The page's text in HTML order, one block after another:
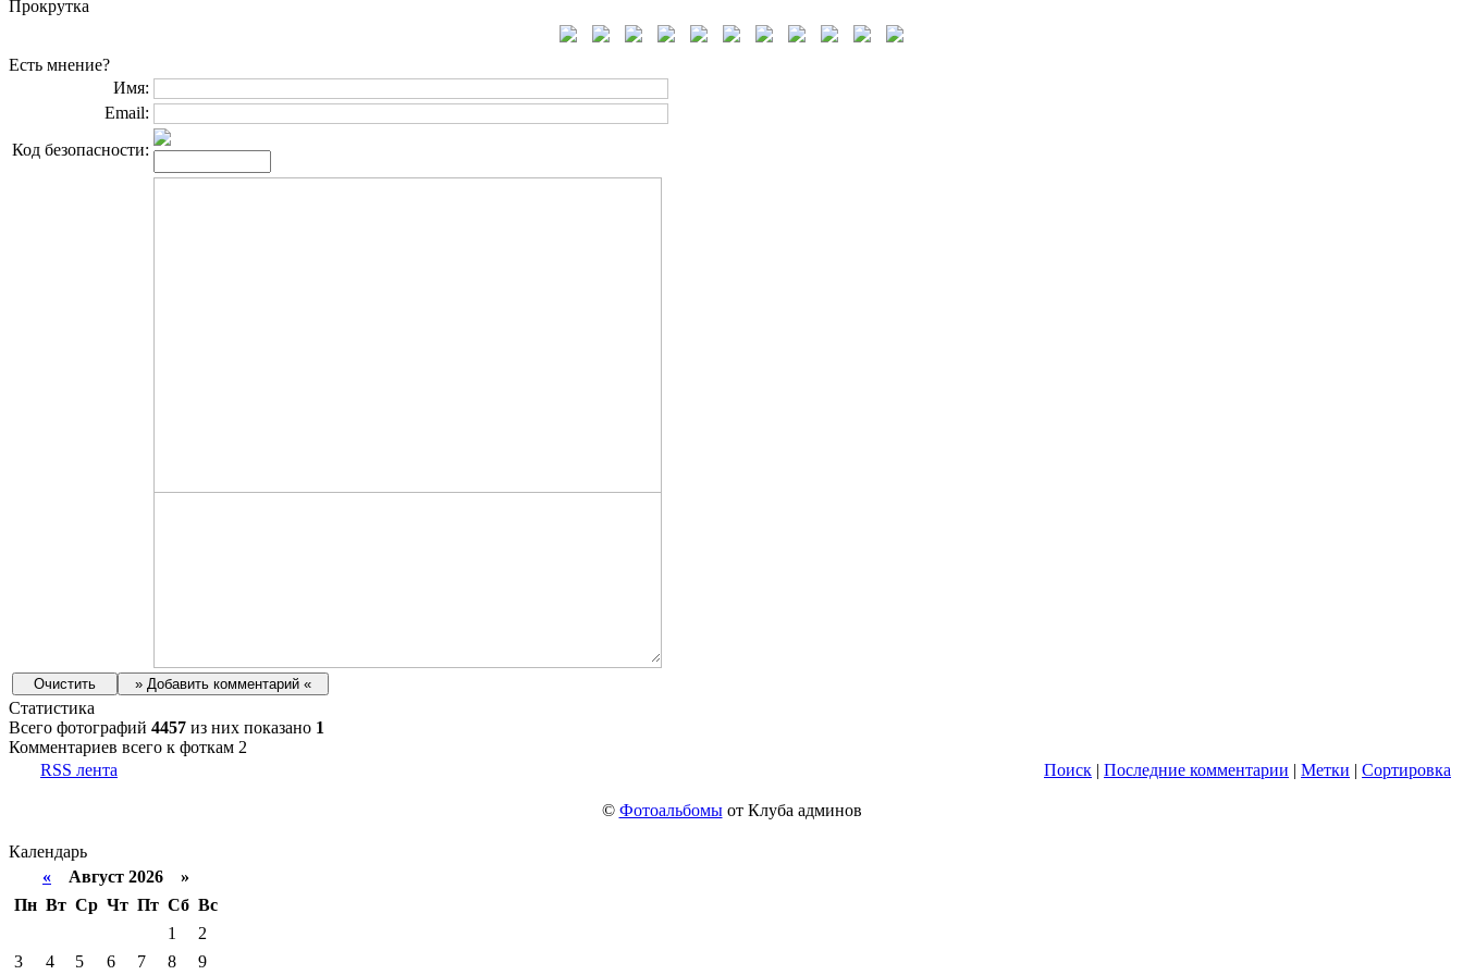
Прокрутка
Есть мнение?
Имя:
Email:
Код безопасности:
Статистика
Всего фотографий 4457 из них показано 1
Комментариев всего к фоткам 2
RSS лента
Поиск | Последние комментарии | Метки | Сортировка
© Фотоальбомыот Клуба админов
Календарь
« Август 2026 »
Пн Вт Ср Чт Пт Сб Вс
1
2
3
4 5 6 7 8 9